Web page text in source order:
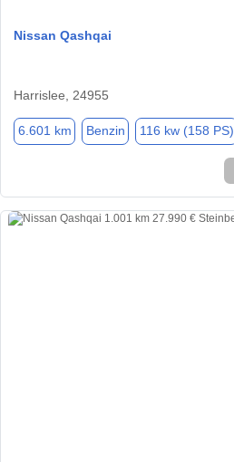
Nissan Qashqai
Harrislee, 24955
6.601 km Benzin 116 kw (158 PS)